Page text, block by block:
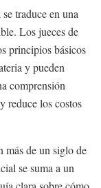
traduce en una
Los jueces de
principios básicos
y pueden
comprensión
reduce los costos
más de un siglo de
se suma a un